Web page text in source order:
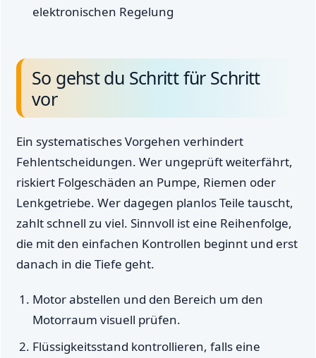
elektronischen Regelung
So gehst du Schritt für Schritt
vor
Ein systematisches Vorgehen verhindert
Fehlentscheidungen. Wer ungeprüft weiterfährt,
riskiert Folgeschäden an Pumpe, Riemen oder
Lenkgetriebe. Wer dagegen planlos Teile tauscht,
zahlt schnell zu viel. Sinnvoll ist eine Reihenfolge,
die mit den einfachen Kontrollen beginnt und erst
danach in die Tiefe geht.
Motor abstellen und den Bereich um den
Motorraum visuell prüfen.
Flüssigkeitsstand kontrollieren, falls eine